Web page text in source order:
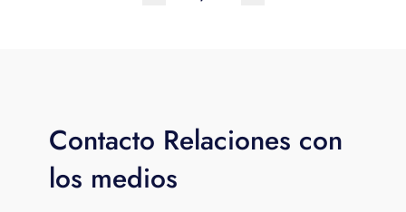
Contacto Relaciones con
los medios